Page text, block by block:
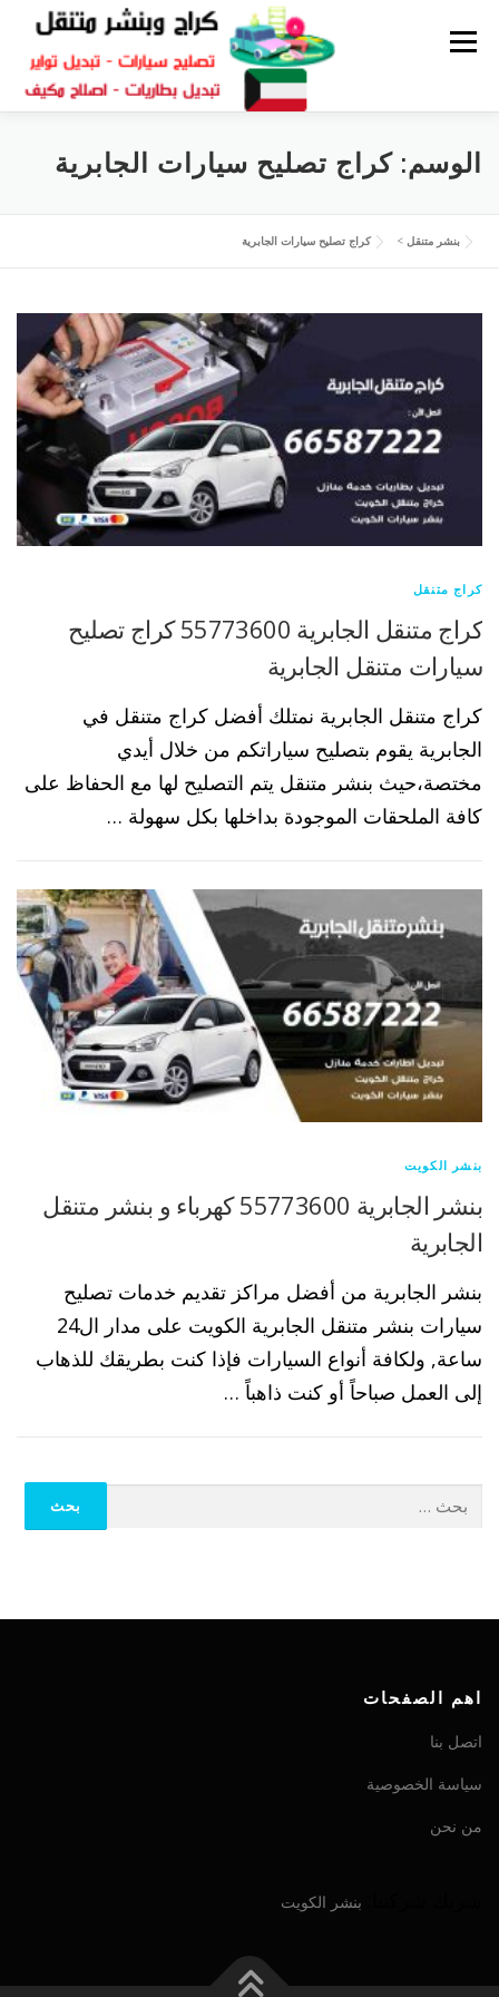
القائمة
كراج تصليح سيارات بنشر الكويت كراج متنقل
سكراب قطع غيار
الوسم:كراج تصليح سيارات الجابرية
بنشر متنقل > كراج تصليح سيارات الجابرية
كراج متنقل
كراج متنقل الجابرية 55773600 كراج تصليح
سيارات متنقل الجابرية
كراج متنقل الجابرية نمتلك أفضل كراج متنقل في
الجابرية يقوم بتصليح سياراتكم من خلال أيدي
مختصة،حيث بنشر متنقل يتم التصليح لها مع الحفاظ على
كافة الملحقات الموجودة بداخلها بكل سهولة …
بنشر الكويت
بنشر الجابرية 55773600 كهرباء و بنشر متنقل
الجابرية
بنشر الجابرية من أفضل مراكز تقديم خدمات تصليح
سيارات بنشر متنقل الجابرية الكويت على مدار ال24
ساعة, ولكافة أنواع السيارات فإذا كنت بطريقك للذهاب
إلى العمل صباحاً أو كنت ذاهباً …
اهم الصفحات
اتصل بنا
سياسة الخصوصية
من نحن
بنشر الكويت